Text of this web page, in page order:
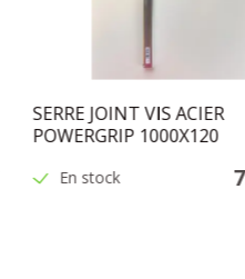
SERRE JOINT VIS ACIER
POWERGRIP 1000X120
En stock